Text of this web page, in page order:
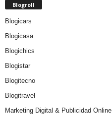
Blogroll
Blogicars
Blogicasa
Blogichics
Blogistar
Blogitecno
Blogitravel
Marketing Digital & Publicidad Online